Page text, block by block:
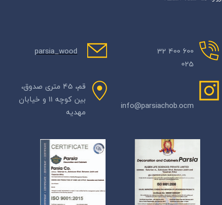
​قم، 45 متری صدوق،
بین کوچه 11 و خیابان
مهدیه
600 400 32
025
info@parsiachob.ocm
parsia_wood